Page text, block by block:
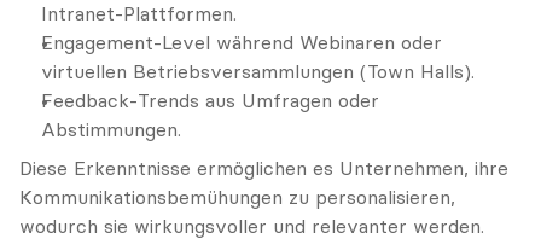
Intranet-Plattformen.
Engagement-Level während Webinaren oder
virtuellen Betriebsversammlungen (Town Halls).
Feedback-Trends aus Umfragen oder
Abstimmungen.
Diese Erkenntnisse ermöglichen es Unternehmen, ihre
Kommunikationsbemühungen zu personalisieren,
wodurch sie wirkungsvoller und relevanter werden.